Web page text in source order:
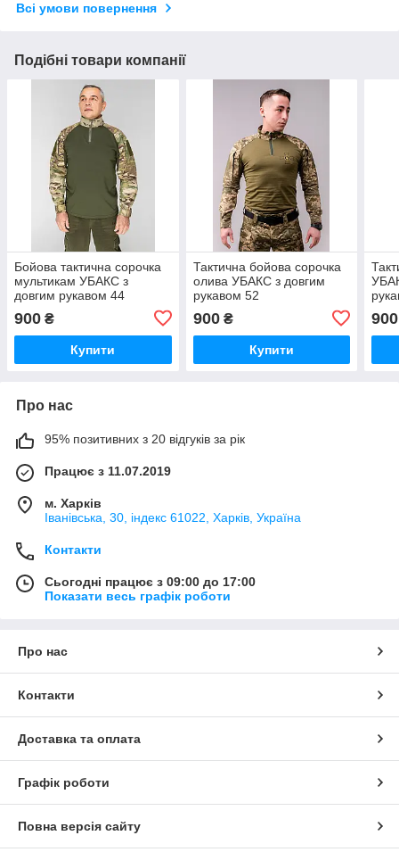
Всі умови повернення
Подібні товари компанії
Бойова тактична сорочка
мультикам УБАКС з
довгим рукавом 44
900 ₴
Купити
Тактична бойова сорочка
олива УБАКС з довгим
рукавом 52
900₴
Купити
900
Про нас
95% позитивних з 20 відгуків за рік
Працює з 11.07.2019
м. Харків
Іванівська, 30, індекс 61022, Харків, Україна
Контакти
Сьогодні працює з 09:00 до 17:00
Показати весь графік роботи
Про нас
Контакти
Доставка та оплата
Графік роботи
Повна версія сайту